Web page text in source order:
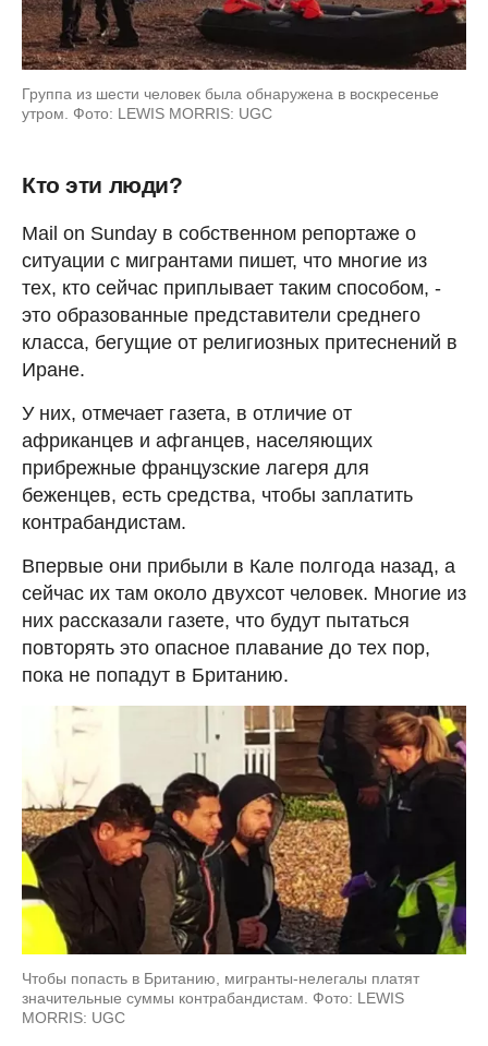
Группа из шести человек была обнаружена в воскресенье
утром. Фото: LEWIS MORRIS: UGC
Кто эти люди?
Mail on Sunday в собственном репортаже о
ситуации с мигрантами пишет, что многие из
тех, кто сейчас приплывает таким способом, -
это образованные представители среднего
класса, бегущие от религиозных притеснений в
Иране.
У них, отмечает газета, в отличие от
африканцев и афганцев, населяющих
прибрежные французские лагеря для
беженцев, есть средства, чтобы заплатить
контрабандистам.
Впервые они прибыли в Кале полгода назад, а
сейчас их там около двухсот человек. Многие из
них рассказали газете, что будут пытаться
повторять это опасное плавание до тех пор,
пока не попадут в Британию.
Чтобы попасть в Британию, мигранты-нелегалы платят
значительные суммы контрабандистам. Фото: LEWIS
MORRIS: UGC